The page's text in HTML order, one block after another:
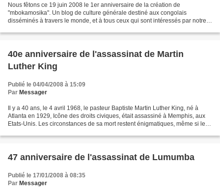
Nous fêtons ce 19 juin 2008 le 1er anniversaire de la création de
"mbokamosika". Un blog de culture générale destiné aux congolais
disséminés à travers le monde, et à tous ceux qui sont intéressés par notre
40e anniversaire de l'assassinat de Martin
Luther King
Publié le 04/04/2008 à 15:09
Par Messager
Il y a 40 ans, le 4 avril 1968, le pasteur Baptiste Martin Luther King, né à
Atlanta en 1929, Icône des droits civiques, était assassiné à Memphis, aux
Etats-Unis. Les circonstances de sa mort restent énigmatiques, même si le
47 anniversaire de l'assassinat de Lumumba
Publié le 17/01/2008 à 08:35
Par Messager